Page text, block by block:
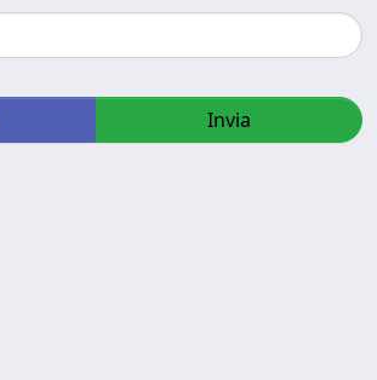
Invia